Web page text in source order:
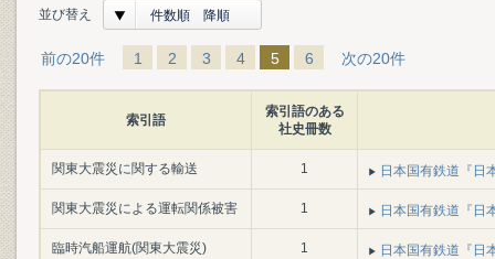
並び替え 件数順 降順
前の20件 1 2 3 4 5 6 次の20件
索引語
索引語のある
社史冊数
関東大震災に関する輸送 1 日本国有鉄道『日
関東大震災による運転関係被害 1 日本国有鉄道『日
臨時汽船運航(関東大震災) 1 日本国有鉄道『日